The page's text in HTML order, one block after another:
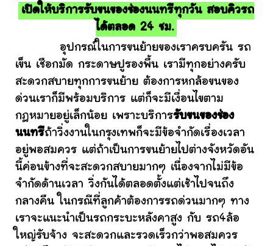
เปิดให้บริการรับขนของช่องนนทรีทุกวัน สอบคิวรถ
ได้ตลอด 24 ชม.
อุปกรณ์ในการขนย้ายของเราครบครัน รถ
เข็น เชือกมัด กระดาษปูรองพื้น เรามีทุกอย่างครับ
สะดวกสบายทุกการขนย้าย ต้องการหกล้อขนของ
ด่วนเราก็มีพร้อมบริการ แต่ก็จะมีเงื่อนไขตาม
กฎหมายอยู่เล็กน้อย เพราะบริการรับขนของช่อง
นนทรีถ้าวิ่งงานในกรุงเทพก็จะมีข้อจำกัดเรื่องเวลา
อยู่พอสมควร แต่ถ้าเป็นการขนย้ายไปต่างจังหวัดอัน
นี้ค่อนข้างที่จะสะดวกสบายมากๆ เนื่องจากไม่มีข้อ
จำกัดด้านเวลา วิ่งกันได้ตลอดตั้งแต่เช้าไปจนถึง
กลางคืน ในกรณีที่ลูกค้าต้องการรถด่วนมากๆ ทาง
เราจะแนะนำเป็นรถกระบะหลังคาสูง กับ รถ4ล้อ
ใหญ่รับจ้าง จะสะดวกและรวดเร็วกว่าพอสมควร